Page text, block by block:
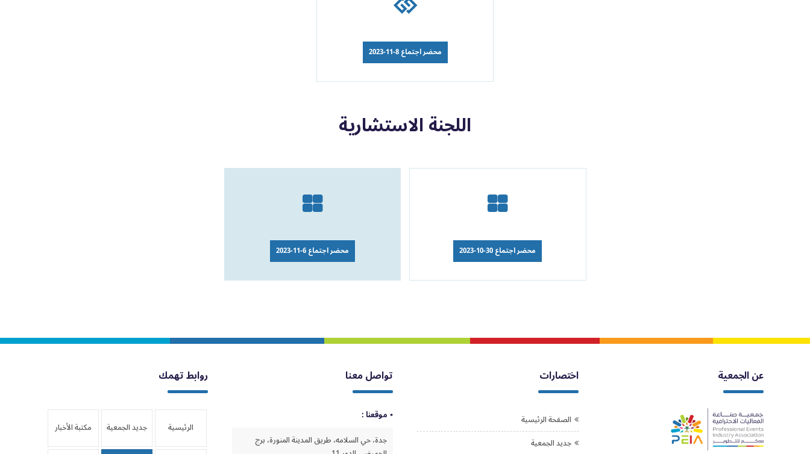
محضر اجتماع 8-11-2023
اللجنة الاستشارية
محضر اجتماع 30-10-2023 محضر اجتماع 6-11-2023
عن الجمعية اختصارات
الصفحة الرئيسية
جديد الجمعية
تواصل معنا
موقعنا :
جدة، حي السلامه، طريق المدينة المنورة، برج
روابط تهمك
الرئيسية جديد الجمعية مكتبة الأخبار